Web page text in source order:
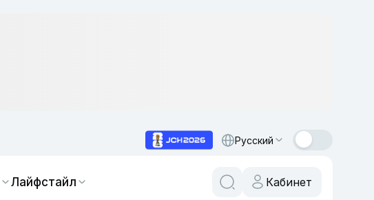
Русский
Лайфстайл Кабинет